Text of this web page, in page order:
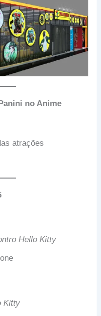
no Anime
atrações
Hello Kitty
Kitty